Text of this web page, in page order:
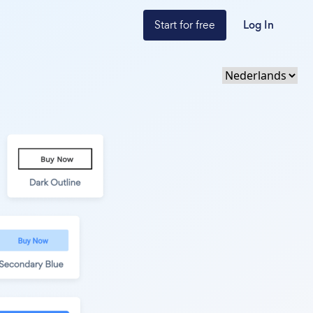
Start for free Log In